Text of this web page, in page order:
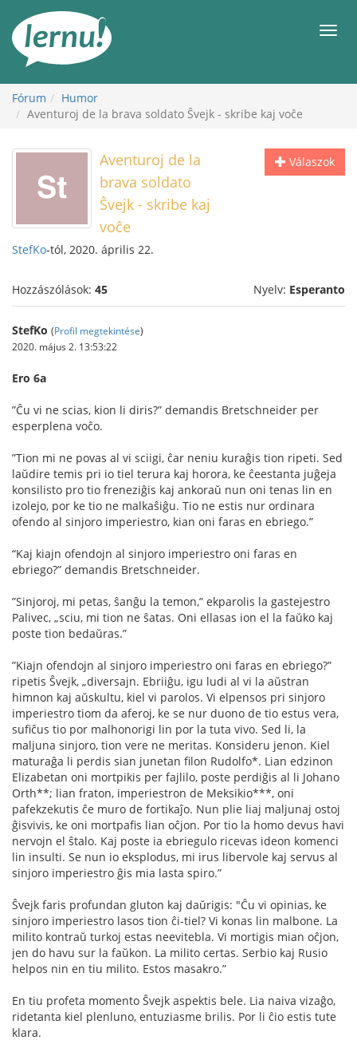
Fórum
Humor
Aventuroj de la brava soldato Ŝvejk - skribe kaj voĉe
Válaszok
Aventuroj de la
brava soldato
Ŝvejk - skribe kaj
voĉe
StefKo-tól, 2020. április 22.
Hozzászólások: 45 Nyelv: Esperanto
StefKo (Profil megtekintése)
2020. május 2. 13:53:22
Ero 6a
”Ĉu vi ne scias, kion li diris?” demandis Bretschneider per
esperplena voĉo.
”Tion mi ne povas al vi sciigi, ĉar neniu kuraĝis tion ripeti. Sed
laŭdire temis pri io tiel terura kaj horora, ke ĉeestanta juĝeja
konsilisto pro tio freneziĝis kaj ankoraŭ nun oni tenas lin en
izolejo, por ke tio ne malkaŝiĝu. Tio ne estis nur ordinara
ofendo al sinjoro imperiestro, kian oni faras en ebriego.”
“Kaj kiajn ofendojn al sinjoro imperiestro oni faras en
ebriego?” demandis Bretschneider.
”Sinjoroj, mi petas, ŝanĝu la temon,” ekparolis la gastejestro
Palivec, „sciu, mi tion ne ŝatas. Oni ellasas ion el la faŭko kaj
poste tion bedaŭras.”
”Kiajn ofendojn al sinjoro imperiestro oni faras en ebriego?”
ripetis Ŝvejk, „diversajn. Ebriiĝu, igu ludi al vi la aŭstran
himnon kaj aŭskultu, kiel vi parolos. Vi elpensos pri sinjoro
imperiestro tiom da aferoj, ke se nur duono de tio estus vera,
suﬁĉus tio por malhonorigi lin por la tuta vivo. Sed li, la
maljuna sinjoro, tion vere ne meritas. Konsideru jenon. Kiel
maturaĝa li perdis sian junetan ﬁlon Rudolfo*. Lian edzinon
Elizabetan oni mortpikis per fajlilo, poste perdiĝis al li Johano
Orth**; lian fraton, imperiestron de Meksikio***, oni
pafekzekutis ĉe muro de fortikaĵo. Nun plie liaj maljunaj ostoj
ĝisvivis, ke oni mortpaﬁs lian oĉjon. Por tio la homo devus havi
nervojn el ŝtalo. Kaj poste ia ebriegulo ricevas ideon komenci
lin insulti. Se nun io eksplodus, mi irus libervole kaj servus al
sinjoro imperiestro ĝis mia lasta spiro.”
Ŝvejk faris profundan gluton kaj daŭrigis: "Ĉu vi opinias, ke
sinjoro imperiestro lasos tion ĉi-tiel? Vi konas lin malbone. La
milito kontraŭ turkoj estas neevitebla. Vi mortigis mian oĉjon,
jen do havu sur la faŭkon. La milito certas. Serbio kaj Rusio
helpos nin en tiu milito. Estos masakro.”
En tiu profeta momento Ŝvejk aspektis bele. Lia naiva vizaĝo,
ridetanta kiel plenluno, entuziasme brilis. Por li ĉio estis tute
klara.